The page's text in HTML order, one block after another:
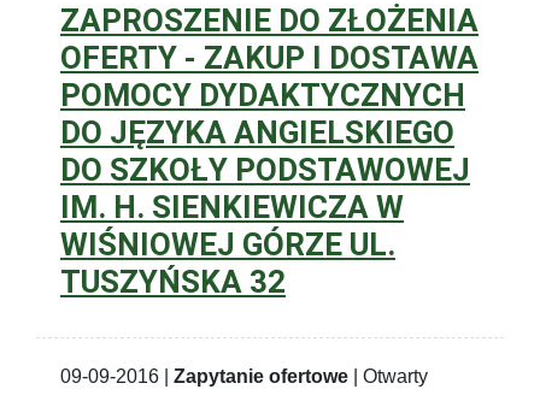
ZAPROSZENIE DO ZŁOŻENIA
OFERTY - ZAKUP I DOSTAWA
POMOCY DYDAKTYCZNYCH
DO JĘZYKA ANGIELSKIEGO
DO SZKOŁY PODSTAWOWEJ
IM. H. SIENKIEWICZA W
WIŚNIOWEJ GÓRZE UL.
TUSZYŃSKA 32
09-09-2016 | Zapytanie ofertowe | Otwarty